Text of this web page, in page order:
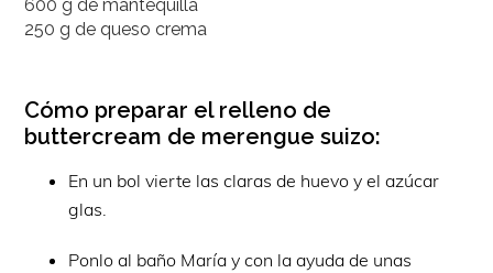
600 g de mantequilla
250 g de queso crema
Cómo preparar el relleno de
buttercream de merengue suizo:
En un bol vierte las claras de huevo y el azúcar
glas.
Ponlo al baño María y con la ayuda de unas